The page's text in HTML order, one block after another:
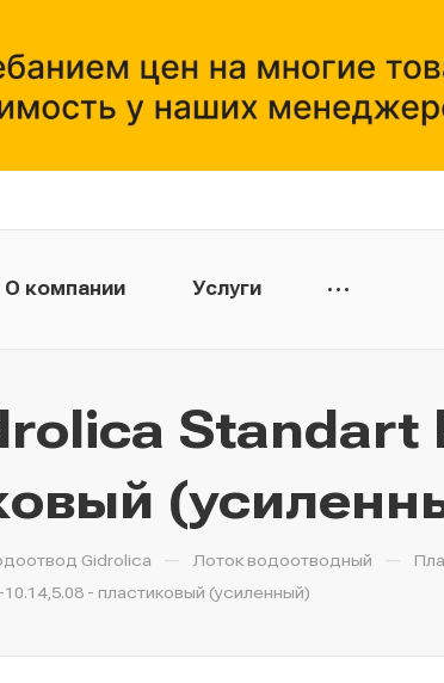
О компании Услуги
Standart
Gidrolica — Лоток водоотводный —
- пластиковый (усиленный)